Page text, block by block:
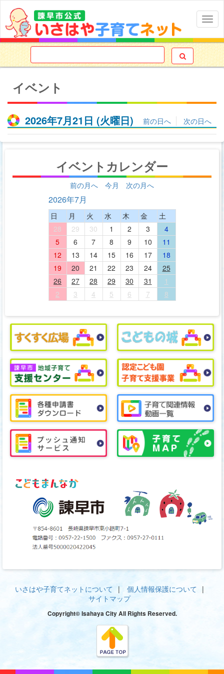

イベント
2026年7月21日 (火曜日) 前の日へ 次の日へ
イベントカレンダー
前の月へ 今月 次の月へ
2026年7月
日 月 火 水 木 金
土
28
29 30 1 2 3
4
5
6 7 8 9 10
11
12
13 14 15 16 17
18
19
20 21 22 23 24
25
26
27 28 29 30 31
1
2
3 4 5 6 7 8
いさはや子育てネットについて
個人情報保護について
サイトマップ
Copyright© Isahaya City All Rights Reserved.